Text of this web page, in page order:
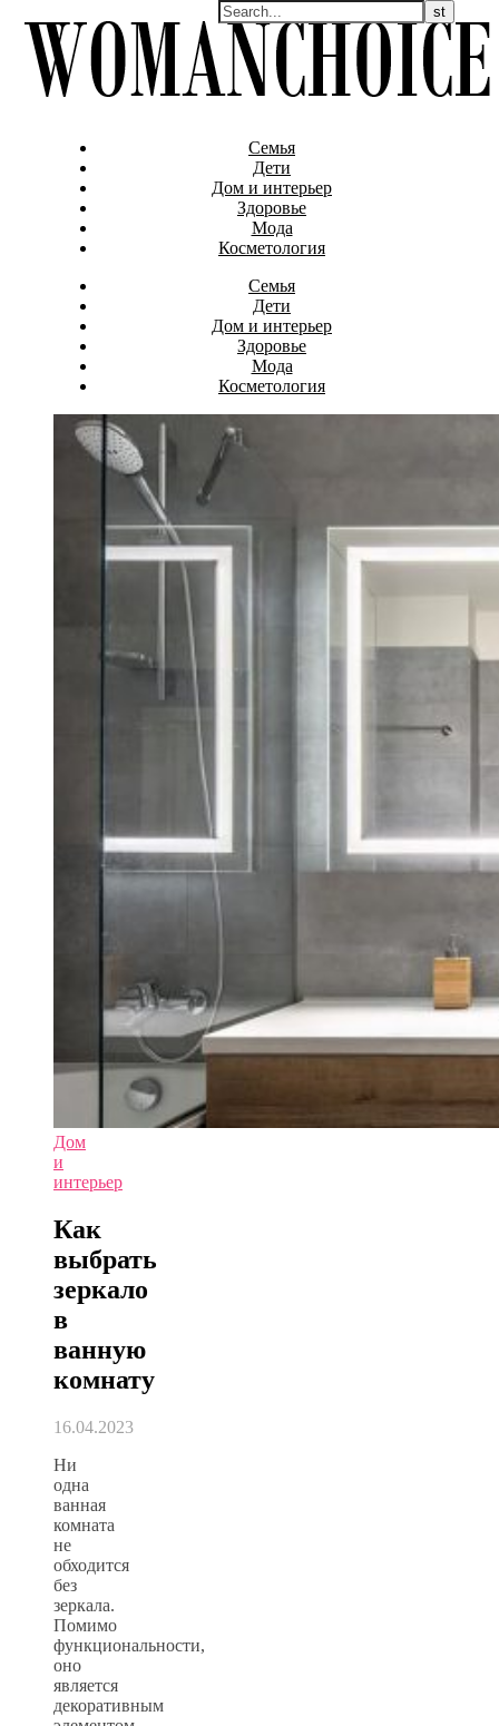
Семья
Дети
Дом и интерьер
Здоровье
Мода
Косметология
Семья
Дети
Дом и интерьер
Здоровье
Мода
Косметология
Дом
и
интерьер
Как
выбрать
зеркало
в
ванную
комнату
16.04.2023
Ни
одна
ванная
комната
не
обходится
без
зеркала.
Помимо
функциональности,
оно
является
декоративным